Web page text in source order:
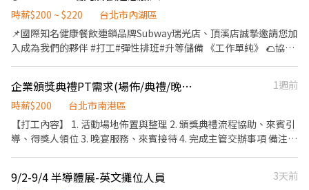
領薪】，週週有錢花！ ━━━━━━━━━━━━━━━━━ 📍
━━━━━━━━━━━━━━━━━ 台北市、新北市各行政區皆
有缺額（文山、林口、板橋、永和、中和、新店、三重、新莊、樹
林、土城、淡水、信義、大同、萬華、松山、中山、內湖...等） 點
擊立即應徵，私訊告知小編你想送哪一區，馬上幫你保留就近站
程】 ➊ 點擊填寫廠商制式履歷（1分鐘完成，快速安排送審）： 👉
https://reurl.cc/V292KN 🔒 【隱私防線】個資僅供廠商審核，敏感
欄位（身分證/詳細地址）錄取前皆可先不填！ ➋加入留言： 👉
https://lin.ee/OBnhVN5 私訊留下 ⌜姓名+電話 +應徵蝦皮外送」💥
場都會接觸唷 .˚⊹ ⁺‧ 【工作時間】 ‧⁺ ⊹˚. ☀️ 早班：07:00 - 14:00
🌙 晚班：16:00 - 23:00 ⭐ 夜班：21:00 - 02:00 ⚠️每間店有缺的時段
不同，應徵時請告知我要應徵哪一區或哪間店 .˚⊹ ⁺‧ 【薪資制度】
📌 採排休制（無固定休） 🗓️ 周一至週日皆需排班 🚫 周六、周日可
排休不可固定休 .˚⊹ ⁺‧ 【上班地點】 ‧⁺ ⊹˚. 👉士林區 台北士林店
內湖區內湖路一段283號 台北舊宗二店📍台北市內湖區舊宗路一段
275號 👉大安區 羅斯福店📍台北市大安區羅斯福路二段45號 台北麟
光店📍台北市大安區和平東路三段406巷8號 台北復興二店📍台北市
大安區復興南路二段273號 台北光復店📍台北市大安區光復南路286
時薪$200 ~ $220
台北市內湖區
📌國際知名健康餐飲連鎖品牌Subway瑞光店、頂溪店誠摯邀請您加
入成為我們的夥伴 #打工#彈性排班#升等儲備 《工作單純》 🌮協助
儲備幹部 🚙上班地點，可多方選擇 我們有不同分店可滿足你的工作
需求！ 🕗多種不同時段，方便安排 ☝️歡迎二度就業或兼職斜槓 趕快
與我們聯繫，期待你加入！
企業頒獎典禮PT需求(場佈/典禮/晚宴組)
1週前
時薪$200
台北市南港區
【打工內容】 1. 活動場地佈置與整理 2. 頒獎典禮流程協助、來賓引
導、得獎人領位 3. 晚宴服務、來賓接待 4. 完成主管交辦事項 備注：
容：黑襯衫、黑褲、黑包鞋 工作時間 B班：9/7(一) 11:00-19:00 C
9/2-9/4 半導體展-英文攤位人員
3天前